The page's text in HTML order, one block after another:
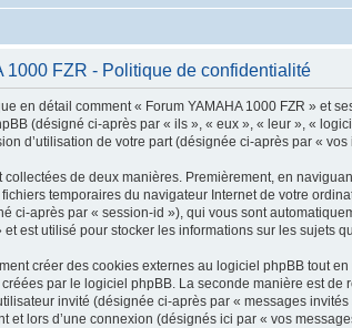
1000 FZR - Politique de confidentialité
en détail comment « Forum YAMAHA 1000 FZR » et
(désigné ci-après par « ils », « eux », « leur », «
d’utilisation de votre part (désignée ci-après par « vos
collectées de deux manières. Premièrement, en
temporaires du navigateur Internet de votre
ci-après par « session-id »), qui vous sont
et est utilisé pour stocker les informations sur les sujets
créer des cookies externes au logiciel phpBB tout
par le logiciel phpBB. La seconde manière est de
invité (désignée ci-après par « messages
et lors d’une connexion (désignés ici par « vos